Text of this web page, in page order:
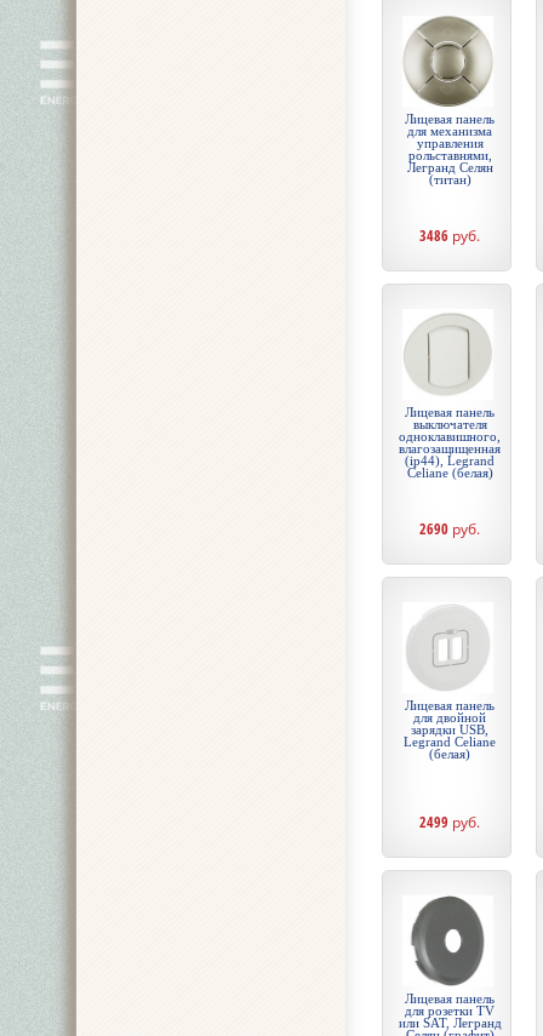
Лицевая панель
для механизма
управления
рольставнями,
Легранд Селян
(титан)
3486 руб.
Лицевая панель
выключателя
одноклавишного,
влагозащищенная
(ip44), Legrand
Celiane (белая)
2690 руб.
Лицевая панель
для двойной
зарядки USB,
Legrand Celiane
(белая)
2499 руб.
Лицевая панель
для розетки TV
или SAT, Легранд